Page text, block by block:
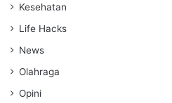
Kesehatan
Life Hacks
News
Olahraga
Opini